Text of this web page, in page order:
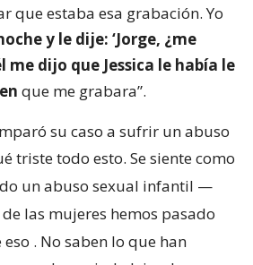
que estaba esa grabación. Yo
y le dije: ‘Jorge, ¿me
me dijo que Jessica le había le
que me grabara”.
su caso a sufrir un abuso
triste todo esto. Se siente como
un abuso sexual infantil —
las mujeres hemos pasado
. No saben lo que han